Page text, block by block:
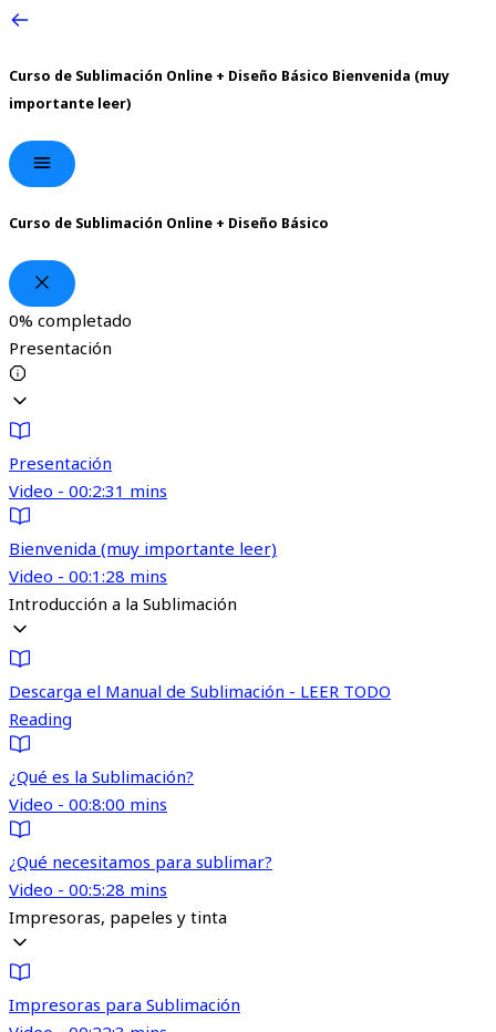
Curso de Sublimación Online + Diseño Básico Bienvenida (muy
importante leer)
Curso de Sublimación Online + Diseño Básico
0% completado
Presentación
Presentación
Video - 00:2:31 mins
Bienvenida (muy importante leer)
Video - 00:1:28 mins
Introducción a la Sublimación
Descarga el Manual de Sublimación - LEER TODO
Reading
¿Qué es la Sublimación?
Video - 00:8:00 mins
¿Qué necesitamos para sublimar?
Video - 00:5:28 mins
Impresoras, papeles y tinta
Impresoras para Sublimación